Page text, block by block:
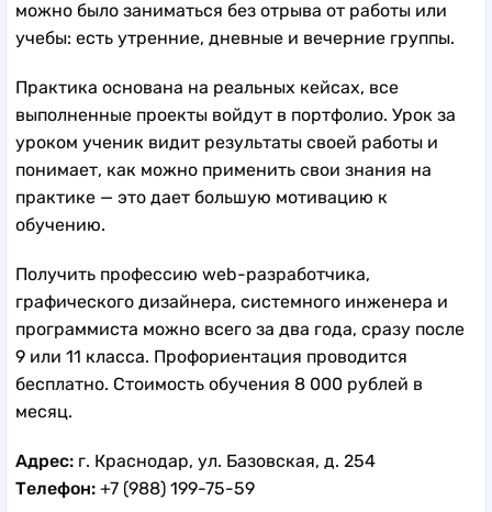
можно было заниматься без отрыва от работы или
учебы: есть утренние, дневные и вечерние группы.
Практика основана на реальных кейсах, все
выполненные проекты войдут в портфолио. Урок за
уроком ученик видит результаты своей работы и
понимает, как можно применить свои знания на
практике — это дает большую мотивацию к
обучению.
Получить профессию web-разработчика,
графического дизайнера, системного инженера и
программиста можно всего за два года, сразу после
9 или 11 класса. Профориентация проводится
бесплатно. Стоимость обучения 8 000 рублей в
месяц.
Адрес: г. Краснодар, ул. Базовская, д. 254
Телефон: +7 (988) 199-75-59